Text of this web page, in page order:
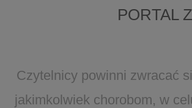
PORTAL
Czytelnicy powinni zwracać
jakimkolwiek chorobom, w